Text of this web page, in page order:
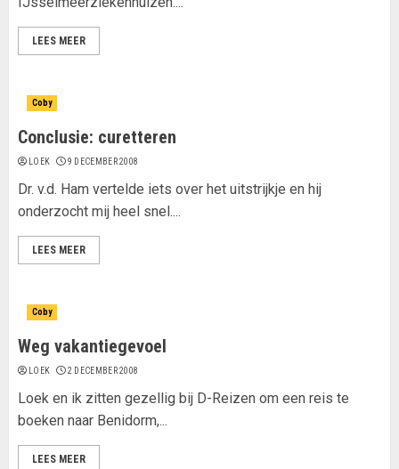
LEES MEER
Coby
Conclusie: curetteren
LOEK 9 DECEMBER 2008
Dr. v.d. Ham vertelde iets over het uitstrijkje en hij
onderzocht mij heel snel....
LEES MEER
Coby
Weg vakantiegevoel
LOEK 2 DECEMBER 2008
Loek en ik zitten gezellig bij D-Reizen om een reis te
boeken naar Benidorm,...
LEES MEER